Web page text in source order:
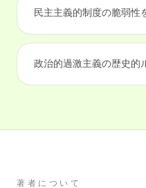
民主主義的制度の脆弱性
政治的過激主義の歴史的
著者について